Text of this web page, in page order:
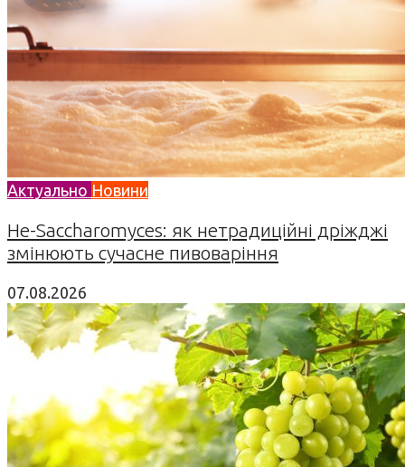
Актуально Новини
Не-Saccharomyces: як нетрадиційні дріжджі
змінюють сучасне пивоваріння
07.08.2026